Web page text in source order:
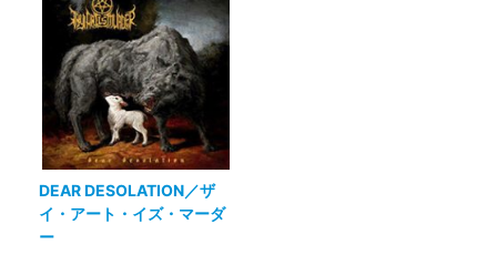
DEAR DESOLATION／ザ
イ・アート・イズ・マーダ
ー